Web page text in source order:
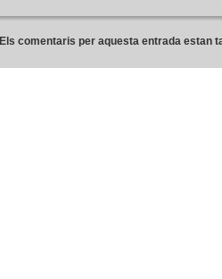
Els comentaris per aquesta entrada estan